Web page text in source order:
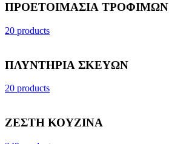
ΠΡΟΕΤΟΙΜΑΣΙΑ ΤΡΟΦΙΜΩΝ
20 products
ΠΛΥΝΤΗΡΙΑ ΣΚΕΥΩΝ
20 products
ΖΕΣΤΗ ΚΟΥΖΙΝΑ